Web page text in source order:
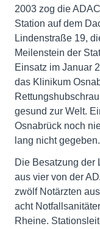
2003 zog die
Station auf dem
Lindenstraße 19,
Meilenstein der
Einsatz im Januar
das Klinikum
gesund zur Welt.
Osnabrück noch
lang nicht gegeben.
Die Besatzung der
aus vier von der
zwölf Notärzten
acht
Rheine.